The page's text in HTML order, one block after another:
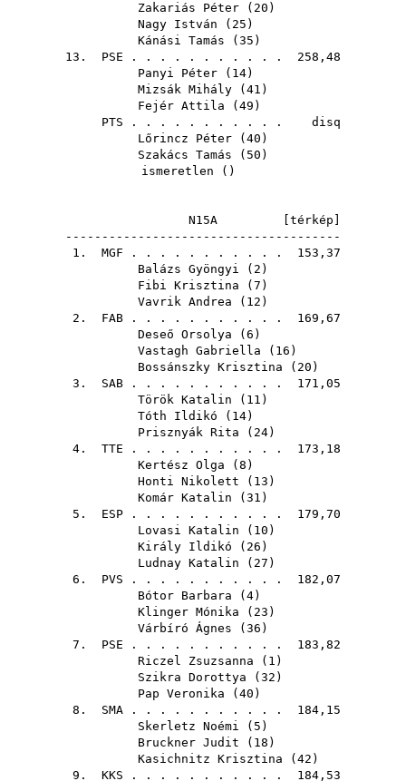
Zakariás Péter ( 20 )
Nagy István ( 25 )
Kánási Tamás ( 35 )
13. PSE . . . . . . . . . . . 258,48
Panyi Péter ( 14)
Mizsák Mihály ( 41 )
Fejér Attila ( 49 )
PTS . . . . . . . . . . . disq
Lőrincz Péter ( 40 )
Szakács Tamás ( 50 )
ismeretlen ()
N15A [ térkép
--------------------------------------
1. MGF . . . . . . . . . . . 153,37
Balázs Gyöngyi ( 2 )
Fibi Krisztina ( 7 )
Vavrik Andrea ( 12 )
2. FAB . . . . . . . . . . . 169,67
Deseő Orsolya ( 6 )
Vastagh Gabriella ( 16 )
Bossánszky Krisztina ( 20 )
3. SAB . . . . . . . . . . . 171,05
Török Katalin ( 11 )
Tóth Ildikó ( 14)
Prisznyák Rita ( 24)
4. TTE . . . . . . . . . . . 173,18
Kertész Olga ( 8 )
Honti Nikolett ( 13 )
Komár Katalin ( 31 )
5. ESP . . . . . . . . . . . 179,70
Lovasi Katalin ( 10 )
Király Ildikó ( 26 )
Ludnay Katalin ( 27 )
6. PVS . . . . . . . . . . . 182,07
Bótor Barbara ( 4)
Klinger Mónika ( 23 )
Várbíró Ágnes ( 36 )
7. PSE . . . . . . . . . . . 183,82
Riczel Zsuzsanna ( 1 )
Szikra Dorottya ( 32 )
Pap Veronika ( 40 )
8. SMA . . . . . . . . . . . 184,15
Skerletz Noémi ( 5 )
Bruckner Judit ( 18 )
Kasichnitz Krisztina ( 42 )
9. KKS . . . . . . . . . . . 184,53